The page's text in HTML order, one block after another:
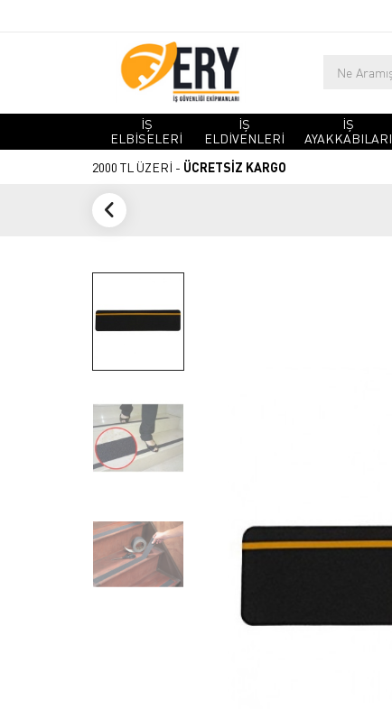
İŞ
ELBİSELERİ
İŞ
ELDİVENLERİ
İŞ
AYAKKABILARI
2000 TL ÜZERİ - ÜCRETSİZ KARGO